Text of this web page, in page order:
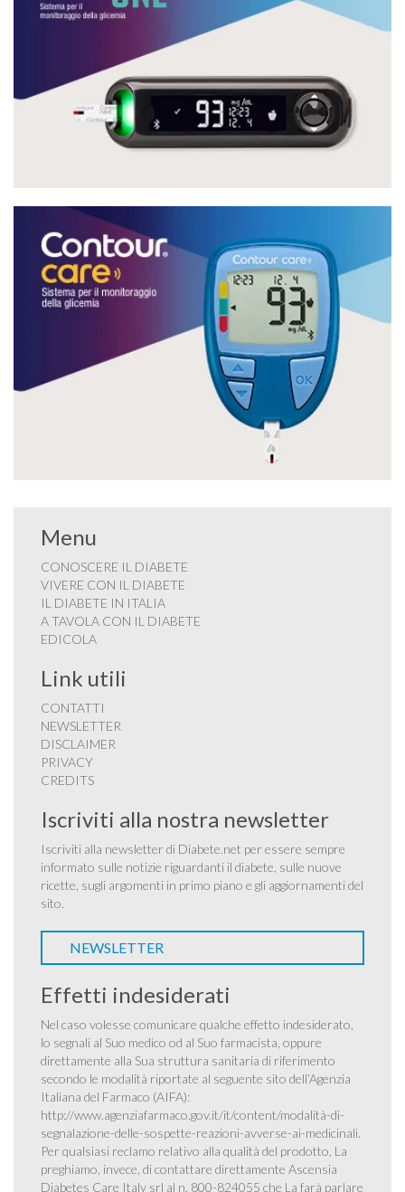
Menu
CONOSCERE IL DIABETE
VIVERE CON IL DIABETE
IL DIABETE IN ITALIA
A TAVOLA CON IL DIABETE
EDICOLA
Link utili
CONTATTI
NEWSLETTER
DISCLAIMER
PRIVACY
CREDITS
Iscriviti alla nostra newsletter
Iscriviti alla newsletter di Diabete.net per essere sempre
informato sulle notizie riguardanti il diabete, sulle nuove
ricette, sugli argomenti in primo piano e gli aggiornamenti del
sito.
NEWSLETTER
Effetti indesiderati
Nel caso volesse comunicare qualche effetto indesiderato,
lo segnali al Suo medico od al Suo farmacista, oppure
direttamente alla Sua struttura sanitaria di riferimento
secondo le modalità riportate al seguente sito dell’Agenzia
Italiana del Farmaco (AIFA):
http://www.agenziafarmaco.gov.it/it/content/modalità-di-
segnalazione-delle-sospette-reazioni-avverse-ai-medicinali.
Per qualsiasi reclamo relativo alla qualità del prodotto, La
preghiamo, invece, di contattare direttamente Ascensia
Diabetes Care Italy srl al n. 800-824055 che La farà parlare